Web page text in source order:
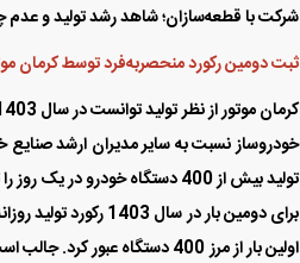
رکورد تاریخی برای کرمان موتور را به ثبت
ارتقای ضریب داخلی‌ سازی کرمان موتور